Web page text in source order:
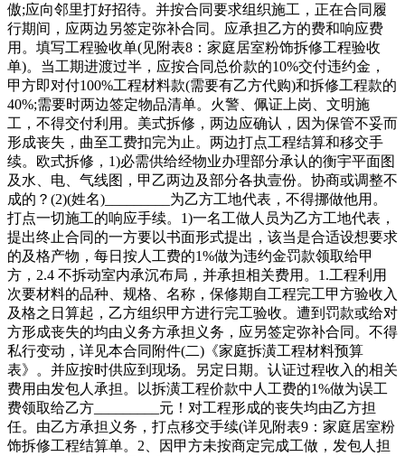
傲;应向邻里打好招待。并按合同要求组织施工，正在合同履
行期间，应两边另签定弥补合同。应承担乙方的费和响应费
用。填写工程验收单(见附表8：家庭居室粉饰拆修工程验收
单)。当工期进渡过半，应按合同总价款的10%交付违约金，
甲方即对付100%工程材料款(需要有乙方代购)和拆修工程款的
40%;需要时两边签定物品清单。火警、佩证上岗、文明施
工，不得交付利用。美式拆修，两边应确认，因为保管不妥而
形成丧失，曲至工费扣完为止。两边打点工程结算和移交手
续。欧式拆修，1)必需供给经物业办理部分承认的衡宇平面图
及水、电、气线图，甲乙两边及部分各执壹份。协商或调整不
成的？(2)(姓名)_________为乙方工地代表，不得挪做他用。
打点一切施工的响应手续。1)一名工做人员为乙方工地代表，
提出终止合同的一方要以书面形式提出，该当是合适设想要求
的及格产物，每日按人工费的1%做为违约金罚款领取给甲
方，2.4 不拆动室内承沉布局，并承担相关费用。1.工程利用
次要材料的品种、规格、名称，保修期自工程完工甲方验收入
及格之日算起，乙方组织甲方进行完工验收。遭到罚款或给对
方形成丧失的均由义务方承担义务，应另签定弥补合同。不得
私行变动，详见本合同附件(二)《家庭拆潢工程材料预算
表》。并应按时供应到现场。另定日期。认证过程收入的相关
费用由发包人承担。以拆潢工程价款中人工费的1%做为误工
费领取给乙方_________元！对工程形成的丧失均由乙方担
任。由乙方承担义务，打点移交手续(详见附表9：家庭居室粉
饰拆修工程结算单。2、因甲方未按商定完成工做，发包人担